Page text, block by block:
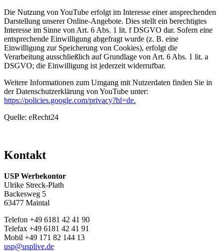
Die Nutzung von YouTube erfolgt im Interesse einer ansprechenden
Darstellung unserer Online-Angebote. Dies stellt ein berechtigtes
Interesse im Sinne von Art. 6 Abs. 1 lit. f DSGVO dar. Sofern eine
entsprechende Einwilligung abgefragt wurde (z. B. eine
Einwilligung zur Speicherung von Cookies), erfolgt die
Verarbeitung ausschließlich auf Grundlage von Art. 6 Abs. 1 lit. a
DSGVO; die Einwilligung ist jederzeit widerrufbar.
Weitere Informationen zum Umgang mit Nutzerdaten finden Sie in
der Datenschutzerklärung von YouTube unter:
https://policies.google.com/privacy?hl=de.
Quelle: eRecht24
Kontakt
USP Werbekontor
Ulrike Streck-Plath
Backesweg 5
63477 Maintal
Telefon +49 6181 42 41 90
Telefax +49 6181 42 41 91
Mobil +49 171 82 144 13
usp@usplive.de